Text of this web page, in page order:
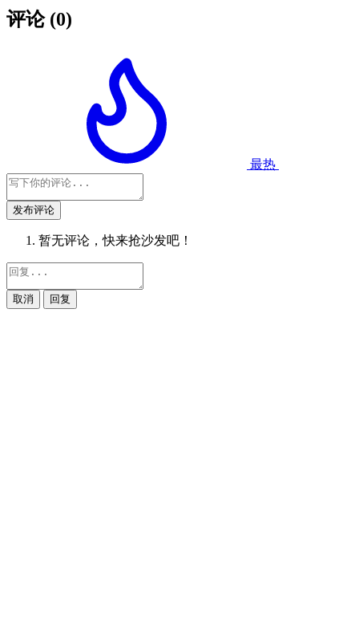
评论 (0)
最热
发布评论
暂无评论，快来抢沙发吧！
取消 回复